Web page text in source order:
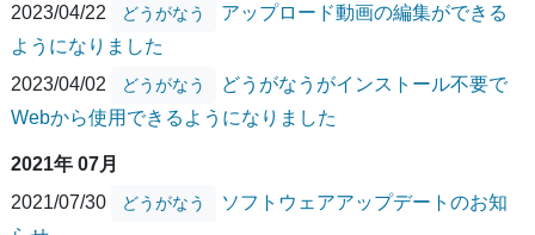
2023/04/22
どうがなう
アップロード動画の編集ができる
ようになりました
2023/04/02
どうがなう
どうがなうがインストール不要で
Webから使用できるようになりました
2021年 07月
2021/07/30
どうがなう
ソフトウェアアップデートのお知